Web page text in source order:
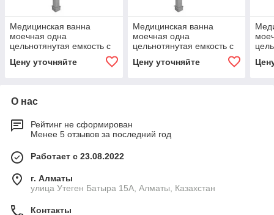
Медицинская ванна
моечная одна
цельнотянутая емкость с
Цену уточняйте
Медицинская ванна
моечная одна
цельнотянутая емкость с
Цену уточняйте
О нас
Рейтинг не сформирован
Менее 5 отзывов за последний год
Работает с 23.08.2022
г. Алматы
улица Утеген Батыра 15А, Алматы, Казахстан
Контакты